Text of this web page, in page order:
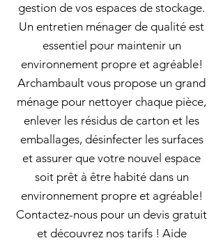
gestion de vos espaces de stockage.
Un entretien ménager de qualité est
essentiel pour maintenir un
environnement propre et agréable!
Archambault vous propose un grand
ménage pour nettoyer chaque pièce,
enlever les résidus de carton et les
emballages, désinfecter les surfaces
et assurer que votre nouvel espace
soit prêt à être habité dans un
environnement propre et agréable!
Contactez-nous pour un devis gratuit
et découvrez nos tarifs ! Aide